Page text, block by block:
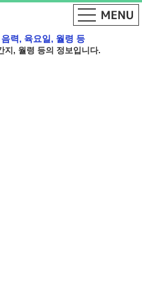
력, 육요일, 월령 등
지, 월령 등의 정보입니다.